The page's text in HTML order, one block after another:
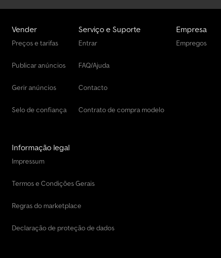
Vender
Preços e tarifas
Publicar anúncios
Gerir anúncios
Selo de confiança
Serviço e Suporte
Entrar
FAQ/Ajuda
Contacto
Contrato de compra modelo
Empresa
Empregos
Informação legal
Impressum
Termos e Condições Gerais
Regras do marketplace
Declaração de proteção de dados